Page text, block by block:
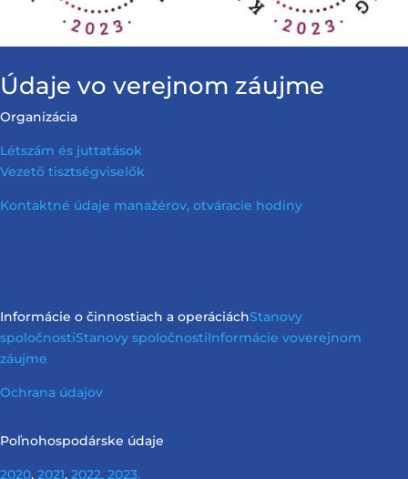
Údaje vo verejnom záujme
Organizácia
Létszám és juttatások
Vezető tisztségviselők
Kontaktné údaje manažérov, otváracie hodiny
Informácie o činnostiach a operáciáchStanovy
spoločnostiStanovy spoločnostiInformácie voverejnom
záujme
Ochrana údajov
Poľnohospodárske údaje
2020, 2021, 2022, 2023,